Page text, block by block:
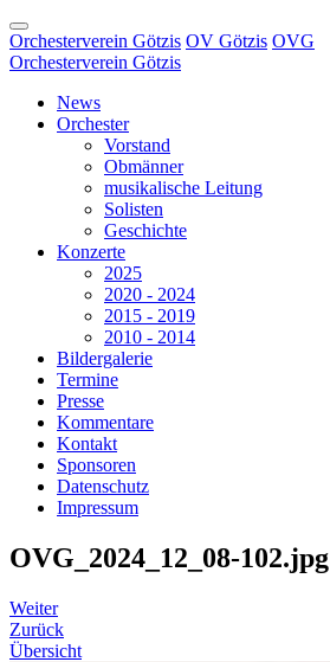
Orchesterverein Götzis OV Götzis OVG
Orchesterverein Götzis
News
Orchester
Vorstand
Obmänner
musikalische Leitung
Solisten
Geschichte
Konzerte
2025
2020 - 2024
2015 - 2019
2010 - 2014
Bildergalerie
Termine
Presse
Kommentare
Kontakt
Sponsoren
Datenschutz
Impressum
OVG_2024_12_08-102.jpg
Weiter
Zurück
Übersicht